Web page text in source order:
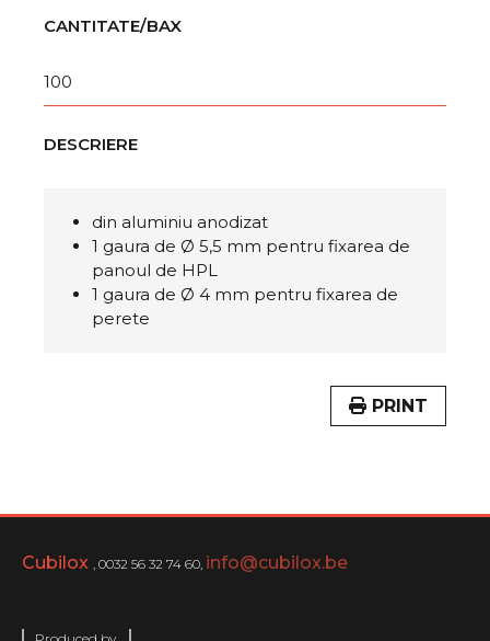
CANTITATE/BAX
100
DESCRIERE
din aluminiu anodizat
1 gaura de Ø 5,5 mm pentru fixarea de
panoul de HPL
1 gaura de Ø 4 mm pentru fixarea de
perete
PRINT
Cubilox , 0032 56 32 74 60, info@cubilox.be